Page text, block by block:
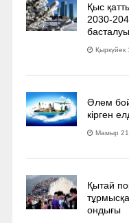
Қыс
2030-
Қыркүйек
Әлем
кірген
Мамыр
Қытай
ондығы